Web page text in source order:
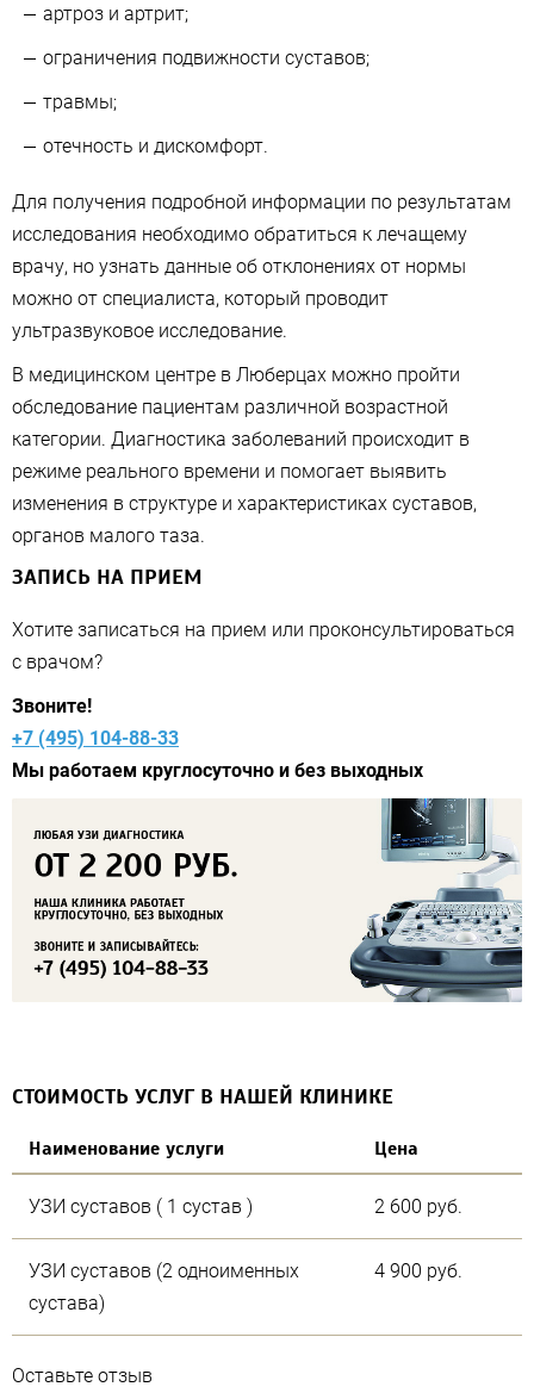
артроз и артрит;
ограничения подвижности суставов;
травмы;
отечность и дискомфорт.
Для получения подробной информации по результатам
исследования необходимо обратиться к лечащему
врачу, но узнать данные об отклонениях от нормы
можно от специалиста, который проводит
ультразвуковое исследование.
В медицинском центре в Люберцах можно пройти
обследование пациентам различной возрастной
категории. Диагностика заболеваний происходит в
режиме реального времени и помогает выявить
изменения в структуре и характеристиках суставов,
органов малого таза.
ЗАПИСЬ НА ПРИЕМ
Хотите записаться на прием или проконсультироваться
с врачом?
Звоните!
+7 (495) 104-88-33
Мы работаем круглосуточно и без выходных
СТОИМОСТЬ УСЛУГ В НАШЕЙ КЛИНИКЕ
Наименование услуги Цена
УЗИ суставов ( 1 сустав ) 2 600 руб.
УЗИ суставов (2 одноименных
сустава)
4 900 руб.
Оставьте отзыв